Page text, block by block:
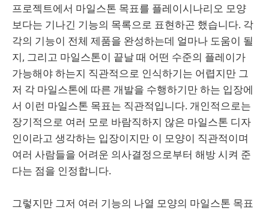
프로젝트에서 마일스톤 목표를 플레이시나리오 모양
보다는 기나긴 기능의 목록으로 표현하곤 했습니다. 각
각의 기능이 전체 제품을 완성하는데 얼마나 도움이 될
지, 그리고 마일스톤이 끝날 때 어떤 수준의 플레이가
가능해야 하는지 직관적으로 인식하기는 어렵지만 그
저 각 마일스톤에 따른 개발을 수행하기만 하는 입장에
서 이런 마일스톤 목표는 직관적입니다. 개인적으로는
장기적으로 여러 모로 바람직하지 않은 마일스톤 디자
인이라고 생각하는 입장이지만 이 모양이 직관적이며
여러 사람들을 어려운 의사결정으로부터 해방 시켜 준
다는 점을 인정합니다.
그렇지만 그저 여러 기능의 나열 모양의 마일스톤 목표